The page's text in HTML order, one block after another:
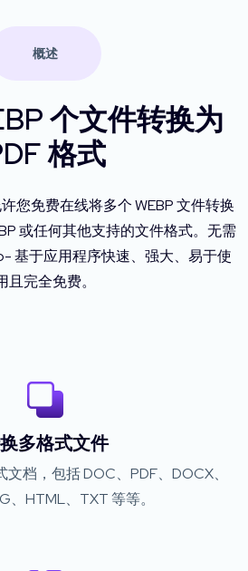
概述
个文件转换为
格式
您免费在线将多个 WEBP 文件转换
或任何其他支持的文件格式。无需
基于应用程序快速、强大、易于使
且完全免费。
多格式文件
档，包括 DOC、PDF、DOCX、
、HTML、TXT 等等。